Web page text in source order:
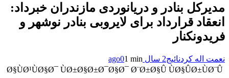
مدیرکل بنادر و دریانوردی مازندران خبرداد:
انعقاد قرارداد برای لایروبی بنادر نوشهر و
فریدونکنار
نعمت اله کردنائیج2 سال ago 01 min
Ø§ÙØ¹ÙØ§Ø¯ ÙØ±Ø§Ø±Ø¯Ø§Ø¯ Ø¨Ø±Ø§Û ÙØ§ÛØ±ÙØ¨Û